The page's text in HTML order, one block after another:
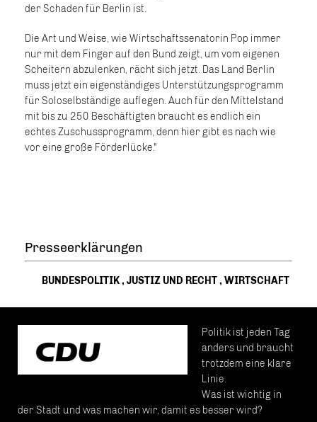
der Schaden für Berlin ist.
Die Art und Weise, wie Wirtschaftssenatorin Pop immer
nur mit dem Finger auf den Bund zeigt, um vom eigenen
Scheitern abzulenken, rächt sich jetzt. Das Land Berlin
muss jetzt ein eigenständiges Unterstützungsprogramm
für Soloselbständige auflegen. Auch für den Mittelstand
mit bis zu 250 Beschäftigten braucht es endlich ein
echtes Zuschussprogramm, denn hier gibt es nach wie
vor eine große Förderlücke."
Presseerklärungen
BUNDESPOLITIK, JUSTIZ UND RECHT, WIRTSCHAFT
Politik ist jeden Tag
anders und braucht
trotzdem eine klare
Linie.
Was ist wichtig in
der Stadt und was machen wir, damit es besser wird?